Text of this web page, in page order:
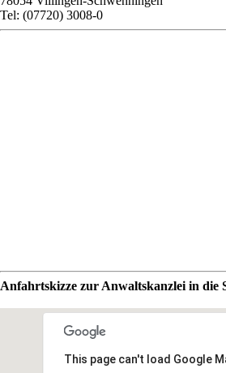
Tel: (07720) 3008-0
Anfahrtskizze zur Anwaltskanzlei in die
This page can't load Google